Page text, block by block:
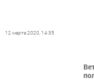
12 марта 2020, 14:35